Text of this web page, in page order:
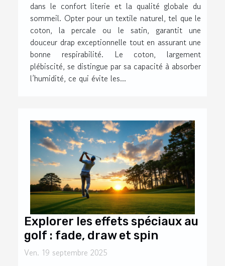
dans le confort literie et la qualité globale du
sommeil. Opter pour un textile naturel, tel que le
coton, la percale ou le satin, garantit une
douceur drap exceptionnelle tout en assurant une
bonne respirabilité. Le coton, largement
plébiscité, se distingue par sa capacité à absorber
l’humidité, ce qui évite les...
Explorer les effets spéciaux au
golf : fade, draw et spin
Ven. 19 septembre 2025